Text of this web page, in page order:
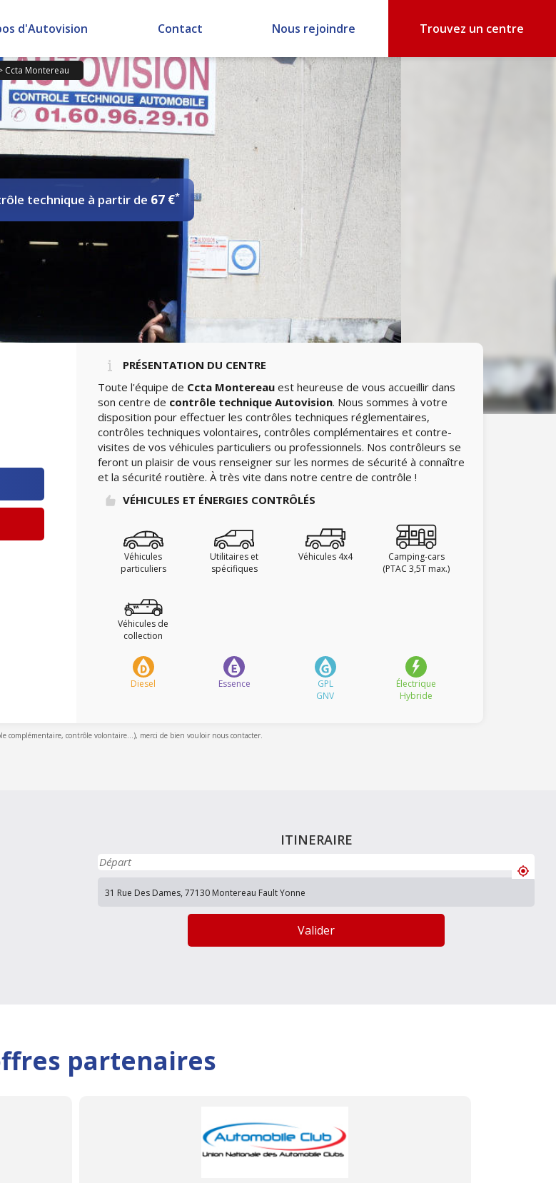
d'Autovision Contact Nous rejoindre Trouvez un centre
Ccta Montereau
technique à partir de 67 €*
PRÉSENTATION DU CENTRE
Toute l'équipe de Ccta Montereau est heureuse de vous accueillir dans
son centre de contrôle technique Autovision. Nous sommes à votre
disposition pour effectuer les contrôles techniques réglementaires,
contrôles techniques volontaires, contrôles complémentaires et contre-
visites de vos véhicules particuliers ou professionnels. Nos contrôleurs se
feront un plaisir de vous renseigner sur les normes de sécurité à connaître
et la sécurité routière. À très vite dans notre centre de contrôle !
VÉHICULES ET ÉNERGIES CONTRÔLÉS
Véhicules
particuliers
Utilitaires et
spécifiques
Véhicules 4x4
Camping-cars
(PTAC 3,5T max.)
Véhicules de
collection
Diesel Essence
GPL
GNV
Électrique
Hybride
complémentaire, contrôle volontaire...), merci de bien vouloir nous contacter.
ITINERAIRE
Valider
partenaires